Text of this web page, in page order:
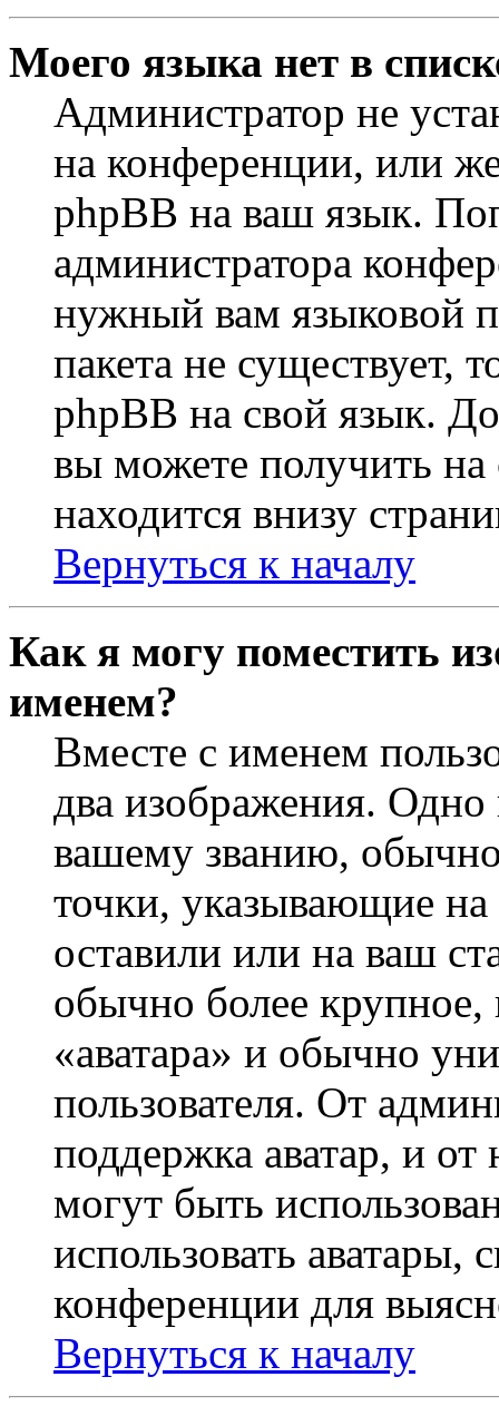
Моего языка нет в
Администратор не
на конференции, или
phpBB на ваш язык.
администратора
нужный вам языковой
пакета не существует,
phpBB на свой язык.
вы можете получить на
находится внизу
Вернуться к началу
Как я могу поместить
именем?
Вместе с именем
два изображения.
вашему званию, обычно
точки, указывающие
оставили или на ваш
обычно более крупное,
«аватара» и обычно
пользователя. От
поддержка аватар, и от
могут быть
использовать аватары,
конференции для
Вернуться к началу